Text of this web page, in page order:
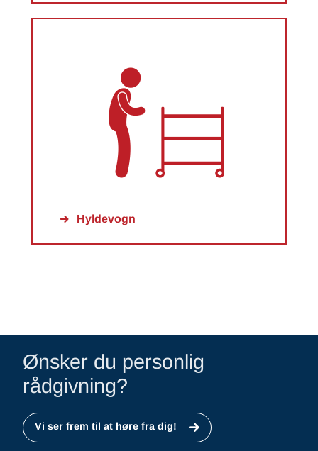
Hyldevogn
Ønsker du personlig
rådgivning?
Vi ser frem til at høre fra dig!